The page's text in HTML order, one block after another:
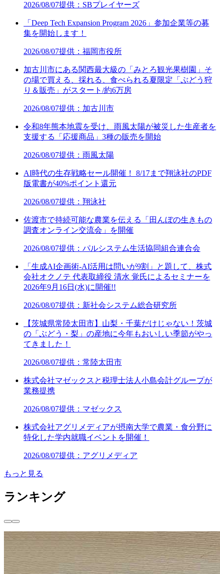
2026/08/07提供：SBプレイヤーズ
「Deep Tech Expansion Program 2026」参加企業等の募
集を開始します！
2026/08/07提供：福岡市役所
加古川市にある関西最大級の「みとろ観光果樹園」そ
の場で買える、採れる、食べられる夏限定「ぶどう狩
り＆販売」がスタート/約6万房
2026/08/07提供：加古川市
令和8年熊本地震を受け、雨風太陽が被災した生産者を
支援する「応援商品」3種の販売を開始
2026/08/07提供：雨風太陽
AI時代の生存戦略セール開催！ 8/17まで翔泳社のPDF
版電書が40%ポイント還元
2026/08/07提供：翔泳社
佐渡市で持続可能な農業を伝える「田んぼの生きもの
調査オンライン交流会」を開催
2026/08/07提供：パルシステム生活協同組合連合会
「生成AI企画術-AI活用は問いが9割」と題して、株式
会社オクノテ 代表取締役 清水 覚氏によるセミナーを
2026年9月16日(水)に開催!!
2026/08/07提供：新社会システム総合研究所
【茨城県常陸太田市】山梨・千葉だけじゃない！茨城
の「ぶどう・梨」の産地に今年もおいしい季節がやっ
てきました！
2026/08/07提供：常陸太田市
株式会社マゼックスと税理士法人小島会計グループが
業務提携
2026/08/07提供：マゼックス
株式会社アグリメディアが摂南大学で農業・食分野に
特化した学内就職イベントを開催！
2026/08/07提供：アグリメディア
もっと見る
ランキング